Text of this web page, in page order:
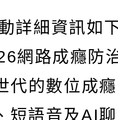
細資訊如
路成癮防
的數位成
短語音及AI